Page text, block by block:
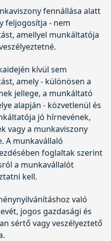
fennállása alatt
feljogosítja - nem
amellyel munkáltatója
kívül sem
amely - különösen a
jellege, a munkáltató
alapján - közvetlenül és
jó hírnevének,
vagy a munkaviszony
A munkavállaló
foglaltak szerint
a munkavállalót
kell.
való
jogos gazdasági és
sértő vagy veszélyeztető